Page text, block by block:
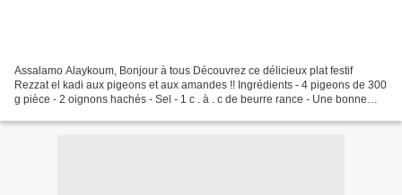
Assalamo Alaykoum, Bonjour à tous Découvrez ce délicieux plat festif
Rezzat el kadi aux pigeons et aux amandes !! Ingrédients - 4 pigeons de 300
g pièce - 2 oignons hachés - Sel - 1 c . à . c de beurre rance - Une bonne